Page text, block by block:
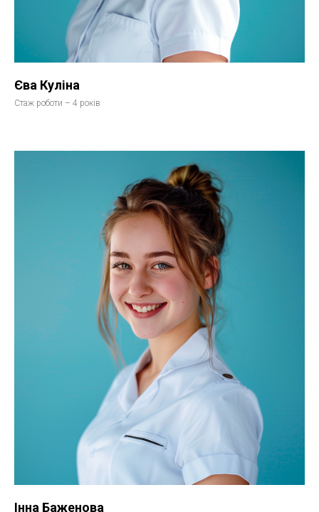
Єва Куліна
Стаж роботи – 4 років
Інна Баженова